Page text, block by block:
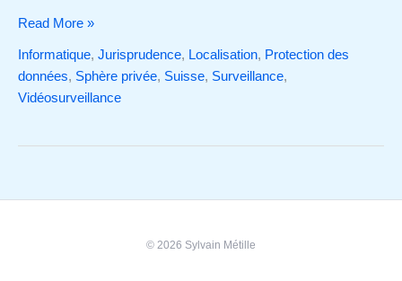
Read More »
Informatique, Jurisprudence, Localisation, Protection des
données, Sphère privée, Suisse, Surveillance,
Vidéosurveillance
© 2026 Sylvain Métille